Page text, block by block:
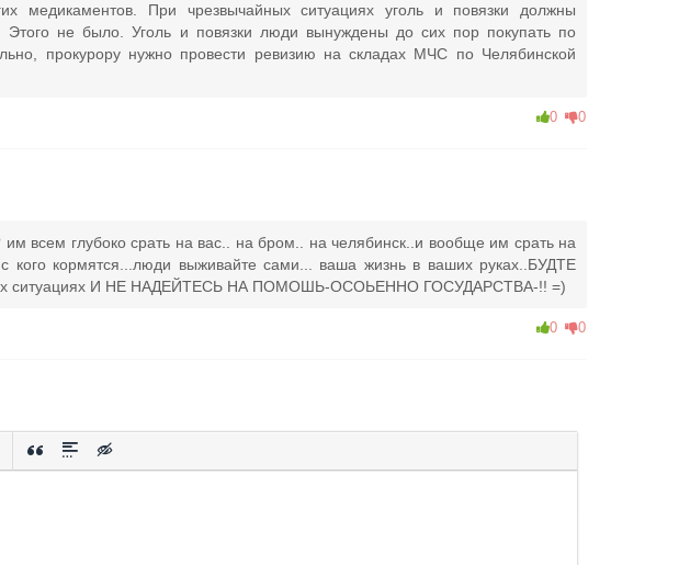
медикаментов. При чрезвычайных ситуациях уголь и повязки должны
Этого не было. Уголь и повязки люди вынуждены до сих пор покупать по
прокурору нужно провести ревизию на складах МЧС по Челябинской
0 0
им всем глубоко срать на вас.. на бром.. на челябинск..и вообще им срать на
кого кормятся...люди выживайте сами... ваша жизнь в ваших руках..БУДТЕ
ситуациях И НЕ НАДЕЙТЕСЬ НА ПОМОШЬ-ОСОЬЕННО ГОСУДАРСТВА-!! =)
0 0